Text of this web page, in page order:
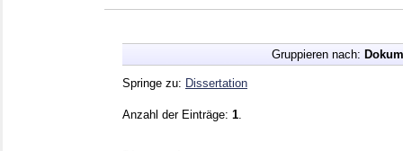
Gruppieren nach:
Springe zu: Dissertation
Anzahl der Einträge: 1